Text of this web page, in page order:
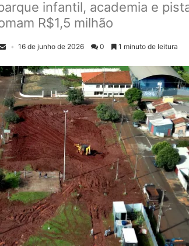
infantil, academia e
R$1,5 milhão
16 de junho de 2026 0 1 minuto de leitura